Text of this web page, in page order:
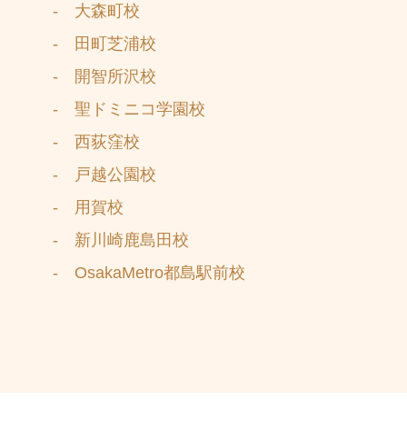
- 大森町校
- 田町芝浦校
- 開智所沢校
- 聖ドミニコ学園校
- 西荻窪校
- 戸越公園校
- 用賀校
- 新川崎鹿島田校
- OsakaMetro都島駅前校